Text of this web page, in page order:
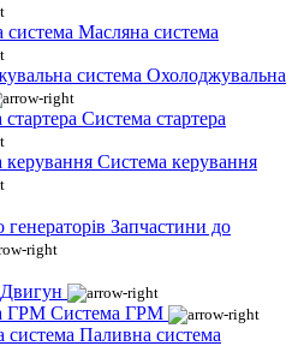
Масляна система
Охолоджувальна
Система стартера
Система керування
Запчастини до
Двигун
Система ГРМ
Паливна система